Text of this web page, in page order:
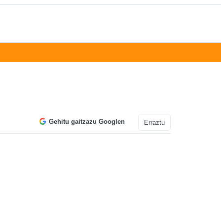
Gehitu gaitzazu Googlen Erraztu